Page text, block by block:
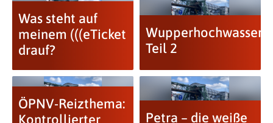
Was steht auf
meinem (((eTicket
drauf?
Wupperhochwasser,
Teil 2
ÖPNV-Reizthema:
Kontrollierter
Petra – die weiße